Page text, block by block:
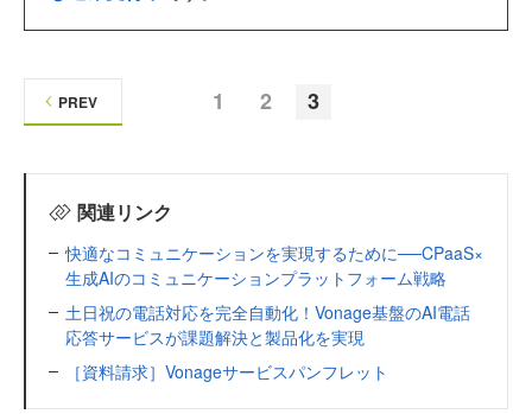
1 2 3
PREV
関連リンク
快適なコミュニケーションを実現するために──CPaaS×
生成AIのコミュニケーションプラットフォーム戦略
土日祝の電話対応を完全自動化！Vonage基盤のAI電話
応答サービスが課題解決と製品化を実現
［資料請求］Vonageサービスパンフレット